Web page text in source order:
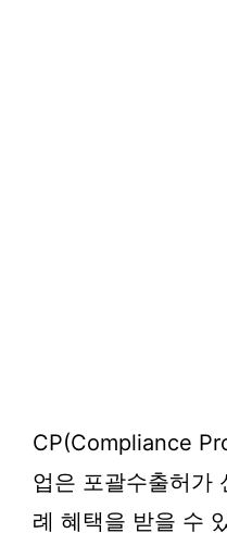
CP(Compliance
업은 포괄수출허가
례 혜택을 받을 수